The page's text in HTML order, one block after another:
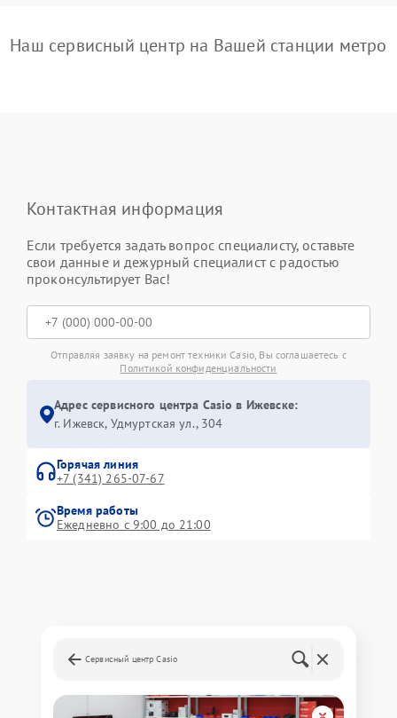
Наш сервисный центр на Вашей станции метро
Контактная информация
Если требуется задать вопрос специалисту, оставьте
свои данные и дежурный специалист с радостью
проконсультирует Вас!
Отправляя заявку на ремонт техники Casio, Вы соглашаетесь с
Политикой конфиденциальности
Адрес сервисного центра Casio в Ижевске:
г. Ижевск, Удмуртская ул., 304
Горячая линия
+7 (341) 265-07-67
Время работы
Ежедневно с 9:00 до 21:00
Сервисный центр Casio